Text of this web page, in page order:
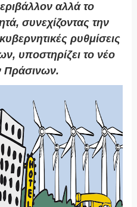
αλλά το
συνεχίζοντας την
ρυθμίσεις
υποστηρίζει το νέο
Πράσινων.